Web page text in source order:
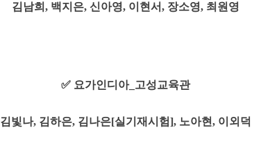
김남희, 백지은, 신아영, 이현서, 장소영, 최원영
✅ 요가인디아_고성교육관
김빛나, 김하은, 김나은[실기재시험], 노아현, 이외덕